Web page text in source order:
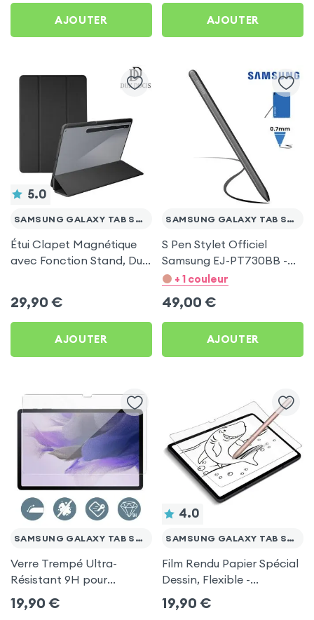
AJOUTER AJOUTER
5.0
SAMSUNG GALAXY TAB S7 FE
Étui Clapet Magnétique
avec Fonction Stand, Dux
29,90 €
AJOUTER
SAMSUNG GALAXY TAB S7 FE
S Pen Stylet Officiel
Samsung EJ-PT730BB -
Noir pour Samsung
+ 1 couleur
49,00 €
AJOUTER
SAMSUNG GALAXY TAB S7 FE
Verre Trempé Ultra-
Résistant 9H pour
Samsung Galaxy Tab S7
FE
19,90 €
4.0
SAMSUNG GALAXY TAB S7 FE
Film Rendu Papier Spécial
Dessin, Flexible -
Transparent pour
Samsung Galaxy Tab S7
19,90 €